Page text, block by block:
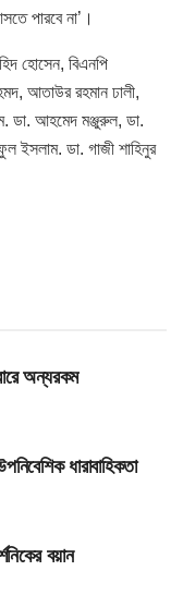
পারবে না’।
হোসেন, বিএনপি
আতাউর রহমান ঢালী,
ডা. আহমেদ মঞ্জুরুল, ডা.
ইসলাম. ডা. গাজী শাহিনুর
অন্যরকম
ধারাবাহিকতা
বয়ান